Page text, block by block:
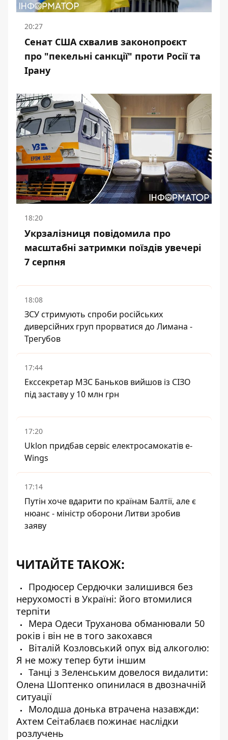
20:27
Сенат США схвалив законопроєкт
про "пекельні санкції" проти Росії та
Ірану
18:20
Укрзалізниця повідомила про
масштабні затримки поїздів увечері
7 серпня
18:08
ЗСУ стримують спроби російських
диверсійних груп прорватися до Лимана -
Трегубов
17:44
Екссекретар МЗС Баньков вийшов із СІЗО
під заставу у 10 млн грн
17:20
Uklon придбав сервіс електросамокатів e-
Wings
17:14
Путін хоче вдарити по країнам Балтії, але є
нюанс - міністр оборони Литви зробив
заяву
ЧИТАЙТЕ ТАКОЖ:
Продюсер Сердючки залишився без
нерухомості в Україні: його втомилися
терпіти
Мера Одеси Труханова обманювали 50
років і він не в того закохався
Віталій Козловський опух від алкоголю:
Я не можу тепер бути іншим
Танці з Зеленським довелося видалити:
Олена Шоптенко опинилася в двозначній
ситуації
Молодша донька втрачена назавжди:
Ахтем Сеітаблаєв пожинає наслідки
розлучень